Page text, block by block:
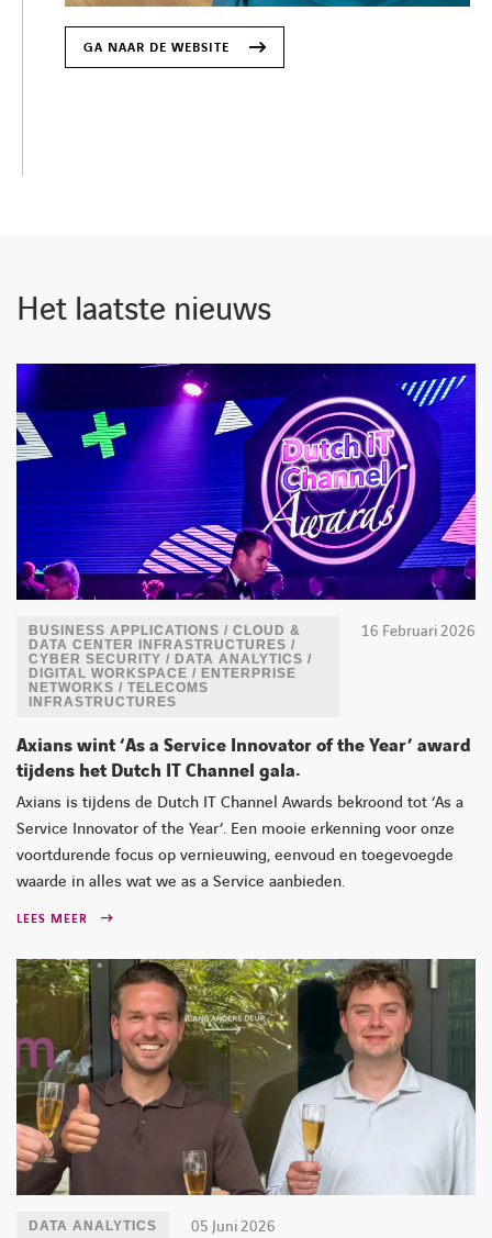
LINKEDINYOUTUBEFACEBOOK
TWITTER
GA NAAR DE WEBSITE
Het laatste nieuws
16 Februari 2026
BUSINESS APPLICATIONS / CLOUD &
DATA CENTER INFRASTRUCTURES /
CYBER SECURITY / DATA ANALYTICS /
DIGITAL WORKSPACE / ENTERPRISE
NETWORKS / TELECOMS
INFRASTRUCTURES
Axians wint ‘As a Service Innovator of the Year’ award
tijdens het Dutch IT Channel gala.
Axians is tijdens de Dutch IT Channel Awards bekroond tot ‘As a
Service Innovator of the Year’. Een mooie erkenning voor onze
voortdurende focus op vernieuwing, eenvoud en toegevoegde
waarde in alles wat we as a Service aanbieden.
LEES MEER
05 Juni 2026
DATA ANALYTICS